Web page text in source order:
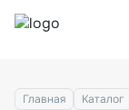
Главная Каталог